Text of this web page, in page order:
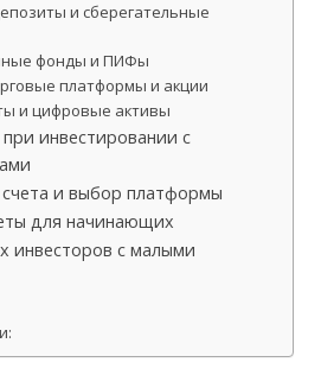
и сберегательные
фонды и ПИФы
платформы и акции
и цифровые активы
инвестировании с
и выбор платформы
для начинающих
инвесторов с малыми